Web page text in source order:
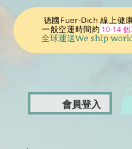
德國Fuer-Dich 線上健
一般空運時間約 10-14 個
全球運送We ship
會員登入